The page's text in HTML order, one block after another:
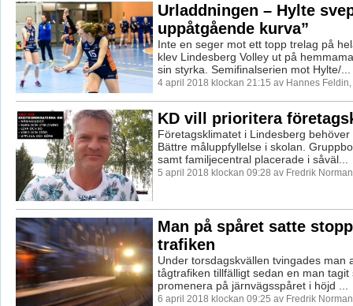
Urladdningen – Hylte
uppåtgående kurva”
Inte en seger mot ett topp trelag på
klev Lindesberg Volley ut på
sin styrka. Semifinalserien mot Hylte/...
4 april 2018 klockan 21:15 av Hannes
KD vill prioritera
Företagsklimatet i Lindesberg
Bättre måluppfyllelse i skolan.
samt familjecentral placerade i såväl...
5 april 2018 klockan 09:28 av Fredrik
Man på spåret satte
trafiken
Under torsdagskvällen tvingades man
tågtrafiken tillfälligt sedan en man tagit
promenera på järnvägsspåret i höjd ...
6 april 2018 klockan 09:25 av Fredrik